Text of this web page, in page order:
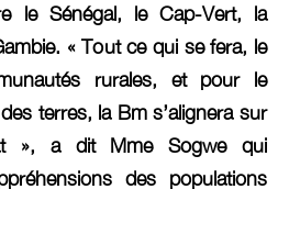
le Sénégal, le Cap-Vert, la
« Tout ce qui se fera, le
rurales, et pour le
terres, la Bm s’alignera sur
», a dit Mme Sogwe qui
des populations